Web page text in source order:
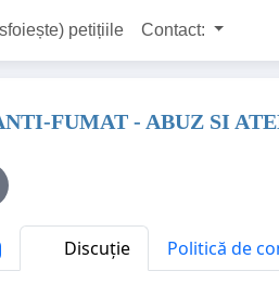
petițiile Contact:
FUMAT - ABUZ SI
Discuție Politică de